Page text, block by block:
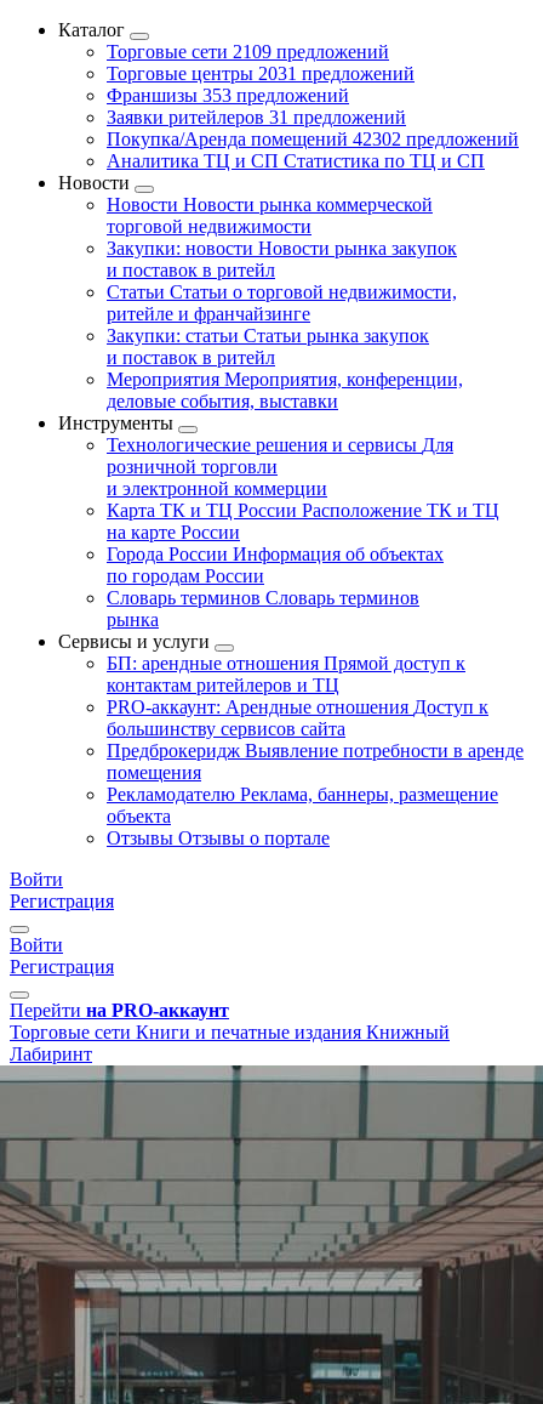
Каталог
Торговые сети 2109 предложений
Торговые центры 2031 предложений
Франшизы 353 предложений
Заявки ритейлеров 31 предложений
Покупка/Аренда помещений 42302 предложений
Аналитика ТЦ и СП Статистика по ТЦ и СП
Новости
Новости Новости рынка коммерческой
торговой недвижимости
Закупки: новости Новости рынка закупок
и поставок в ритейл
Статьи Статьи о торговой недвижимости,
ритейле и франчайзинге
Закупки: статьи Статьи рынка закупок
и поставок в ритейл
Мероприятия Мероприятия, конференции,
деловые события, выставки
Инструменты
Технологические решения и сервисы Для
розничной торговли
и электронной коммерции
Карта ТК и ТЦ России Расположение ТК и ТЦ
на карте России
Города России Информация об объектах
по городам России
Словарь терминов Словарь терминов
рынка
Сервисы и услуги
БП: арендные отношения Прямой доступ к
контактам ритейлеров и ТЦ
PRO-аккаунт: Арендные отношения Доступ к
большинству сервисов сайта
Предброкеридж Выявление потребности в аренде
помещения
Рекламодателю Реклама, баннеры, размещение
объекта
Отзывы Отзывы о портале
Войти
Регистрация
Войти
Регистрация
Перейти на PRO-аккаунт
Торговые сети Книги и печатные издания Книжный
Лабиринт